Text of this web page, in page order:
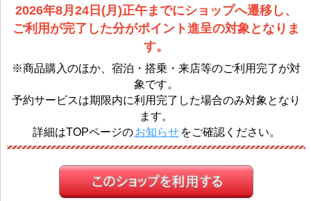
2026年8月24日(月)正午までにショップへ遷移し、
ご利用が完了した分がポイント進呈の対象となりま
す。
※商品購入のほか、宿泊・搭乗・来店等のご利用完了が対
象です。
予約サービスは期限内に利用完了した場合のみ対象となり
ます。
詳細はTOPページの お知らせ をご確認ください。